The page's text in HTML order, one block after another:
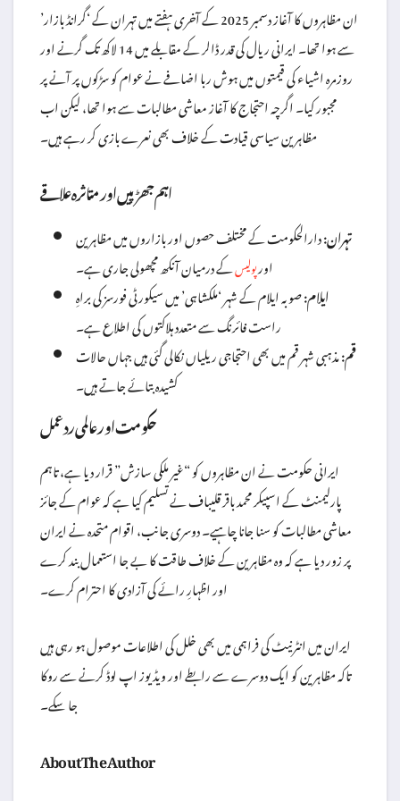
ان مظاہروں کا آغاز دسمبر 2025 کے آخری ہفتے میں تہران کے ‘گرانڈ بازار’
سے ہوا تھا۔ ایرانی ریال کی قدر ڈالر کے مقابلے میں 14 لاکھ تک گرنے اور
روزمرہ اشیاء کی قیمتوں میں ہوش ربا اضافے نے عوام کو سڑکوں پر آنے پر
مجبور کیا۔ اگرچہ احتجاج کا آغاز معاشی مطالبات سے ہوا تھا، لیکن اب
مظاہرین سیاسی قیادت کے خلاف بھی نعرے بازی کر رہے ہیں۔
اہم جھڑپیں اور متاثرہ علاقے
تہران:دارالحکومت کے مختلف حصوں اور بازاروں میں مظاہرین
اورپولیسکے درمیان آنکھ مچھولی جاری ہے۔
ایلام:صوبہ ایلام کے شہر ‘ملکشاہی’ میں سیکورٹی فورسز کی براہِ
راست فائرنگ سے متعدد ہلاکتوں کی اطلاع ہے۔
قم:مذہبی شہر قم میں بھی احتجاجی ریلیاں نکالی گئی ہیں جہاں حالات
کشیدہ بتائے جاتے ہیں۔
حکومت اور عالمی ردعمل
ایرانی حکومت نے ان مظاہروں کو “غیر ملکی سازش” قرار دیا ہے، تاہم
پارلیمنٹ کے اسپیکر محمد باقر قلیباف نے تسلیم کیا ہے کہ عوام کے جائز
معاشی مطالبات کو سنا جانا چاہیے۔ دوسری جانب، اقوام متحدہ نے ایران
پر زور دیا ہے کہ وہ مظاہرین کے خلاف طاقت کا بے جا استعمال بند کرے
اور اظہارِ رائے کی آزادی کا احترام کرے۔
ایران میں انٹرنیٹ کی فراہمی میں بھی خلل کی اطلاعات موصول ہو رہی ہیں
تاکہ مظاہرین کو ایک دوسرے سے رابطے اور ویڈیوز اپ لوڈ کرنے سے روکا
جا سکے۔
About The Author